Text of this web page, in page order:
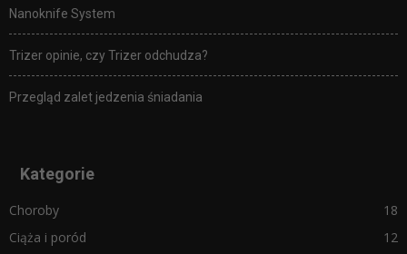
Nanoknife System
Trizer opinie, czy Trizer odchudza?
Przegląd zalet jedzenia śniadania
Kategorie
Choroby
18
Ciąża i poród
12